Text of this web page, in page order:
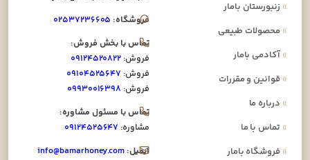
»زنبورستان بامار
»محصولات طبیعی
»آکادمی بامار
»قوانین و مقررات
»درباره ما
»تماس با ما
»فروشگاه بامار
فروشگاه: ۰۲۵۳۷۲۳۶۶۰۵
تماس با بخش فروش:
فروش: ۰۹۱۲۴۵۲۰۸۲۲
فروش: ۰۹۱۰۴۵۲۵۶۴۷
فروش: ۰۹۹۳۰۰۱۶۳۹۸
تماس با مسئول مشاوره:
مشاوره: ۰۹۱۲۴۵۲۵۶۴۷
ایمیل: info@bamarhoney.com